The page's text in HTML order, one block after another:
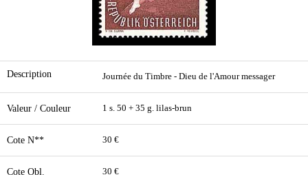
Description Journée du Timbre - Dieu de l'Amour messager
Valeur / Couleur 1 s. 50 + 35 g. lilas-brun
Cote N** 30 €
Cote Obl. 30 €